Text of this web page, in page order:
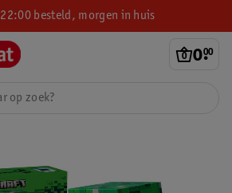
besteld, morgen in huis
0.
00